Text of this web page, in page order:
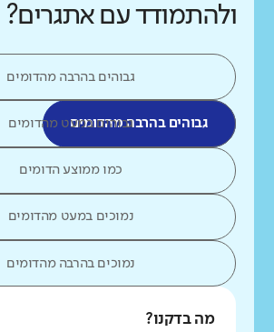
ולהתמודד עם אתגרים?
גבוהים בהרבה מהדומים
גבוהים בהרבה מהדומיםגבוהים במעט מהדומים
כמו ממוצע הדומים
נמוכים במעט מהדומים
נמוכים בהרבה מהדומים
מה בדקנו?